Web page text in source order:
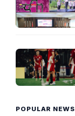
POPULAR NEWS